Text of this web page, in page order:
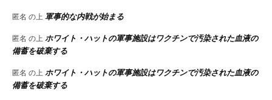
匿名 の上 軍事的な内戦が始まる
匿名 の上 ホワイト・ハットの軍事施設はワクチンで汚染された血液の
備蓄を破棄する
匿名 の上 ホワイト・ハットの軍事施設はワクチンで汚染された血液の
備蓄を破棄する